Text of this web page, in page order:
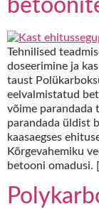
Tehnilised
doseerimine ja
taust
eelvalmistatud
võime parandada
parandada üldist
kaasaegses
Kõrgevahemiku
betooni omadusi.